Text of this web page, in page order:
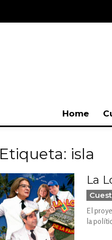
Home
Etiqueta: isla
La
El
la